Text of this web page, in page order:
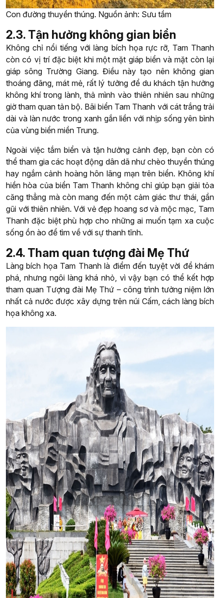
Con đường thuyền thúng. Nguồn ảnh: Sưu tầm
2.3. Tận hưởng không gian biển
Không chỉ nổi tiếng với làng bích họa rực rỡ, Tam Thanh
còn có vị trí đặc biệt khi một mặt giáp biển và mặt còn lại
giáp sông Trường Giang. Điều này tạo nên không gian
thoáng đãng, mát mẻ, rất lý tưởng để du khách tận hưởng
không khí trong lành, thả mình vào thiên nhiên sau những
giờ tham quan tản bộ. Bãi biển Tam Thanh với cát trắng trải
dài và làn nước trong xanh gắn liền với nhịp sống yên bình
của vùng biển miền Trung.
Ngoài việc tắm biển và tận hưởng cảnh đẹp, bạn còn có
thể tham gia các hoạt động dân dã như chèo thuyền thúng
hay ngắm cảnh hoàng hôn lãng mạn trên biển. Không khí
hiền hòa của biển Tam Thanh không chỉ giúp bạn giải tỏa
căng thẳng mà còn mang đến một cảm giác thư thái, gần
gũi với thiên nhiên. Với vẻ đẹp hoang sơ và mộc mạc, Tam
Thanh đặc biệt phù hợp cho những ai muốn tạm xa cuộc
sống ồn ào để tìm về với sự thanh tĩnh.
2.4. Tham quan tượng đài Mẹ Thứ
Làng bích họa Tam Thanh là điểm đến tuyệt vời để khám
phá, nhưng ngôi làng khá nhỏ, vì vậy bạn có thể kết hợp
tham quan Tượng đài Mẹ Thứ – công trình tưởng niệm lớn
nhất cả nước được xây dựng trên núi Cấm, cách làng bích
họa không xa.